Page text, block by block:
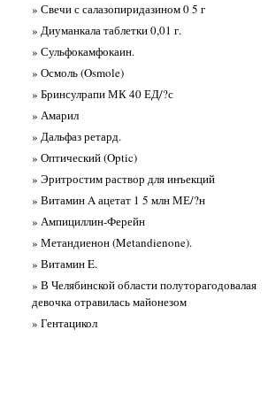
» Свечи с салазопиридазином 0 5 г
» Диуманкала таблетки 0,01 г.
» Сульфокамфокаин.
» Осмоль (Osmole)
» Бринсулрапи МК 40 ЕД/?с
» Амарил
» Дальфаз ретард.
» Оптический (Optic)
» Эритростим раствор для инъекций
» Витамин A ацетат 1 5 млн МЕ/?н
» Ампициллин-Ферейн
» Метандиенон (Metandienone).
» Витамин E.
» В Челябинской области полуторагодовалая
девочка отравилась майонезом
» Гентацикол